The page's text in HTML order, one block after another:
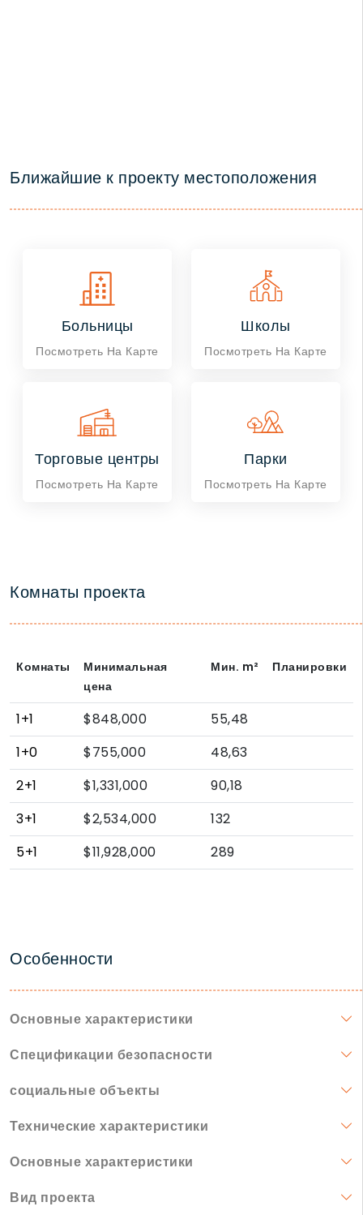
Ближайшие к проекту местоположения
Больницы
Посмотреть На Карте
Школы
Посмотреть На Карте
Торговые центры
Посмотреть На Карте
Парки
Посмотреть На Карте
Комнаты проекта
Комнаты
Минимальная
цена
Мин. m² Планировки
1+1 $848,000
55,48
1+0
$755,000
48,63
2+1
$1,331,000
90,18
3+1
$2,534,000
132
5+1
$11,928,000 289
Особенности
Основные характеристики
Спецификации безопасности
социальные объекты
Технические характеристики
Основные характеристики
Вид проекта